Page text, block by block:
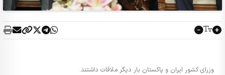
وزرای کشور ایران و پاکستان بار دیگر ملاقات داشتند.